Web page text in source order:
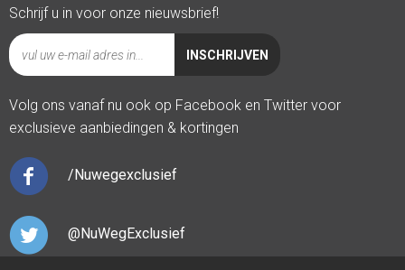
Schrijf u in voor onze nieuwsbrief!
Volg ons vanaf nu ook op Facebook en Twitter voor
exclusieve aanbiedingen & kortingen
/Nuwegexclusief
@NuWegExclusief